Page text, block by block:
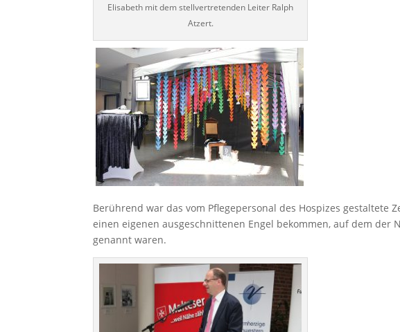
Elisabeth mit dem stellvertretenden Leiter Ralph
Atzert.
Berührend war das vom Pflegepersonal des Hospizes gestaltete
einen eigenen ausgeschnittenen Engel bekommen, auf dem der
genannt waren.